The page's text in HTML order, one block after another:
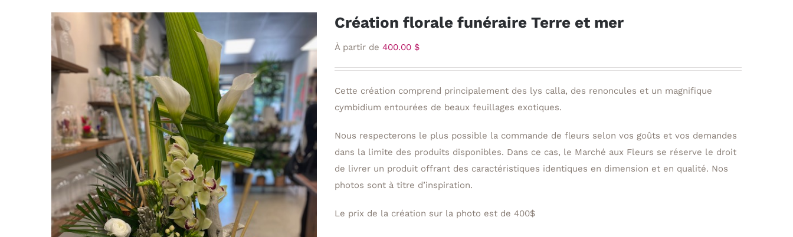
Création florale funéraire Terre et mer
À partir de 400.00 $
Cette création comprend principalement des lys calla, des renoncules et un magnifique
cymbidium entourées de beaux feuillages exotiques.
Nous respecterons le plus possible la commande de fleurs selon vos goûts et vos demandes
dans la limite des produits disponibles. Dans ce cas, le Marché aux Fleurs se réserve le droit
de livrer un produit offrant des caractéristiques identiques en dimension et en qualité. Nos
photos sont à titre d’inspiration.
Le prix de la création sur la photo est de 400$